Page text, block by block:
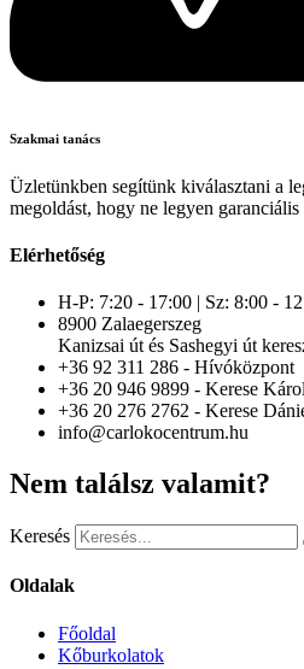
Szakmai tanács
Üzletünkben segítünk kiválasztani a
megoldást, hogy ne legyen
Elérhetőség
H-P: 7:20 - 17:00 | Sz: 8:00 -
8900 Zalaegerszeg
Kanizsai út és Sashegyi út
+36 92 311 286 - Hívóközpont
+36 20 946 9899 - Kerese
+36 20 276 2762 - Kerese
info@carlokocentrum.hu
Nem találsz valamit?
Keresés
Oldalak
Főoldal
Kőburkolatok